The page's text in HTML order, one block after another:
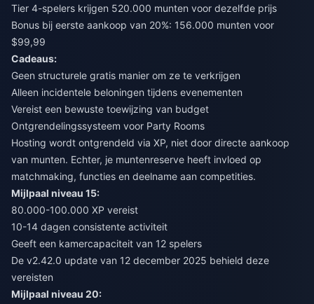
Tier 4-spelers krijgen 520.000 munten voor dezelfde prijs
Bonus bij eerste aankoop van 20%: 156.000 munten voor
$99,99
Cadeaus:
Geen structurele gratis manier om ze te verkrijgen
Alleen incidentele beloningen tijdens evenementen
Vereist een bewuste toewijzing van budget
Ontgrendelingssysteem voor Party Rooms
Hosting wordt ontgrendeld via XP, niet door directe aankoop
van munten. Echter, je muntenreserve heeft invloed op
matchmaking, functies en deelname aan competities.
Mijlpaal niveau 15:
80.000-100.000 XP vereist
10-14 dagen consistente activiteit
Geeft een kamercapaciteit van 12 spelers
De v2.42.0 update van 12 december 2025 behield deze
vereisten
Mijlpaal niveau 20: